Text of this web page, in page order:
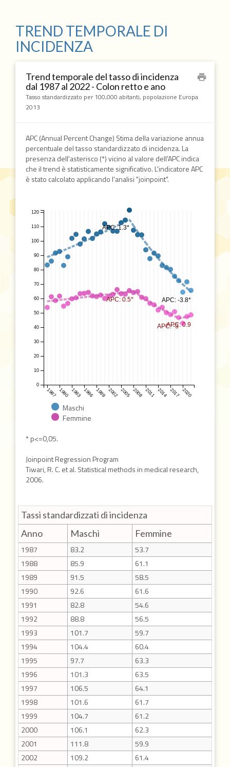
TREND TEMPORALE DI
INCIDENZA
Trend temporale del tasso di incidenza
dal 1987 al 2022 - Colon retto e ano
Tasso standardizzato per 100,000 abitanti, popolazione Europa
2013
print
APC (Annual Percent Change) Stima della variazione annua
percentuale del tasso standardizzato di incidenza. La
presenza dell'asterisco (*) vicino al valore dell'APC indica
che il trend è statisticamente significativo. L'indicatore APC
è stato calcolato applicando l'analisi "joinpoint".
1987 1990 1993 1996 1999 2002 2005 2008 2011 2014 2017 2020
0
10
20
30
40
50
60
70
80
90
100
110
120
APC: 1.3*
APC: -3.8*
APC: 0.5*
APC: -3
APC: 0.9
Maschi
Femmine
* p<=0,05.
Joinpoint Regression Program
Tiwari, R. C. et al. Statistical methods in medical research,
2006.
Tassi standardizzati di incidenza
Anno
Maschi Femmine
1987 83.2
53.7
1988
85.9
61.1
1989
91.5
58.5
1990
92.6
61.6
1991
82.8
54.6
1992
88.8
56.5
1993
101.7
59.7
1994
104.4
60.4
1995
97.7
63.3
1996
101.3
63.5
1997
106.5
64.1
1998
101.6
61.7
1999
104.7
61.2
2000
106.1
62.3
2001
111.8
59.9
2002
109.2
61.4